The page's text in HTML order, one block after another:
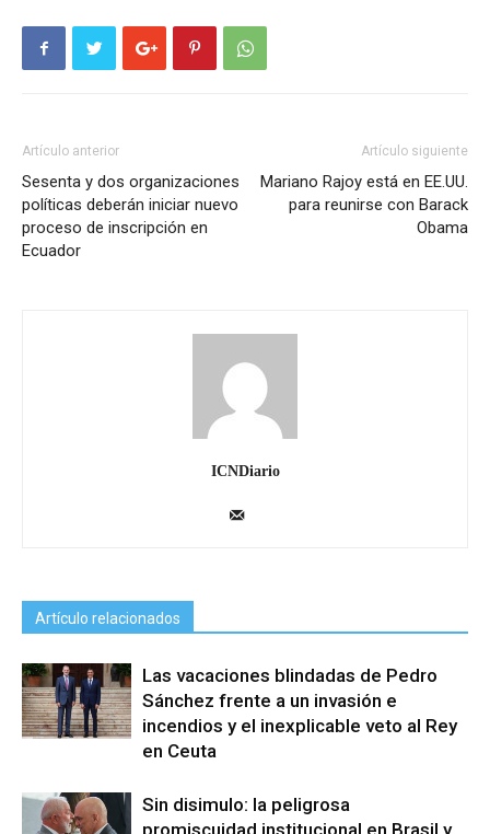
Artículo anterior
Sesenta y dos organizaciones
políticas deberán iniciar nuevo
proceso de inscripción en
Ecuador
Artículo siguiente
Mariano Rajoy está en EE.UU.
para reunirse con Barack
Obama
ICNDiario
Artículo relacionados
Las vacaciones blindadas de Pedro
Sánchez frente a un invasión e
incendios y el inexplicable veto al Rey
en Ceuta
Sin disimulo: la peligrosa
promiscuidad institucional en Brasil y